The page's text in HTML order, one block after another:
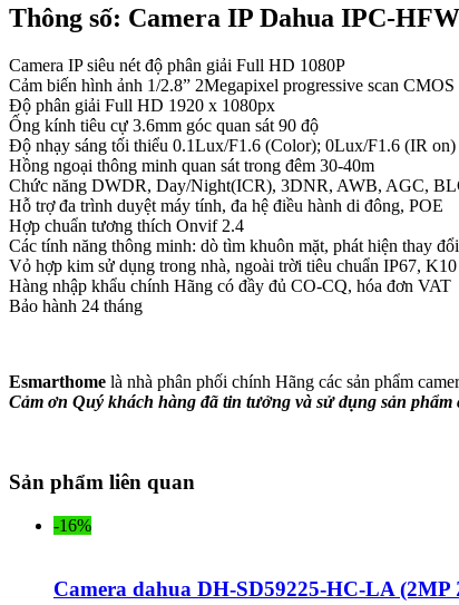
Thông số: Camera IP Dahua IPC-
Camera IP siêu nét độ phân giải Full HD 1080P
Cảm biến hình ảnh 1/2.8” 2Megapixel progressive scan CMOS
Độ phân giải Full HD 1920 x 1080px
Ống kính tiêu cự 3.6mm góc quan sát 90 độ
Độ nhạy sáng tối thiểu 0.1Lux/F1.6 (Color); 0Lux/F1.6 (IR on)
Hồng ngoại thông minh quan sát trong đêm 30-40m
Chức năng DWDR, Day/Night(ICR), 3DNR, AWB, AGC,
Hỗ trợ đa trình duyệt máy tính, đa hệ điều hành di đông, POE
Hợp chuẩn tương thích Onvif 2.4
Các tính năng thông minh: dò tìm khuôn mặt, phát hiện thay
Vỏ hợp kim sử dụng trong nhà, ngoài trời tiêu chuẩn IP67, K10
Hàng nhập khẩu chính Hãng có đầy đủ CO-CQ, hóa đơn VAT
Bảo hành 24 tháng
Esmarthome là nhà phân phối chính Hãng các sản phẩm
Cảm ơn Quý khách hàng đã tin tưởng và sử dụng sản
Sản phẩm liên quan
-16%
Camera dahua DH-SD59225-HC-LA (2MP